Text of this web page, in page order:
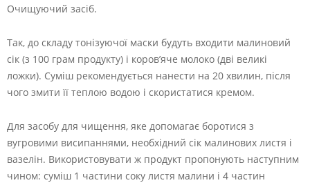
Очищуючий засіб.
Так, до складу тонізуючої маски будуть входити малиновий
сік (з 100 грам продукту) і коров’яче молоко (дві великі
ложки). Суміш рекомендується нанести на 20 хвилин, після
чого змити її теплою водою і скористатися кремом.
Для засобу для чищення, яке допомагає боротися з
вугровими висипаннями, необхідний сік малинових листя і
вазелін. Використовувати ж продукт пропонують наступним
чином: суміш 1 частини соку листя малини і 4 частин